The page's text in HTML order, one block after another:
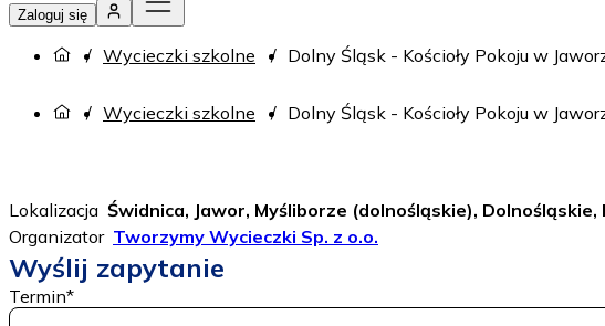
Zaloguj się
Wycieczki szkolne Dolny Śląsk - Kościoły Pokoju w
Wycieczki szkolne Dolny Śląsk - Kościoły Pokoju w
Lokalizacja Świdnica, Jawor, Myśliborze (dolnośląskie), Dolnośląskie,
Organizator Tworzymy Wycieczki Sp. z o.o.
Wyślij zapytanie
Termin*